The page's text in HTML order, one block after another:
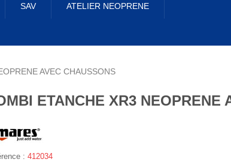
SAV ATELIER NEOPRENE
AVEC CHAUSSONS
ETANCHE XR3 NEOPRENE
: 412034